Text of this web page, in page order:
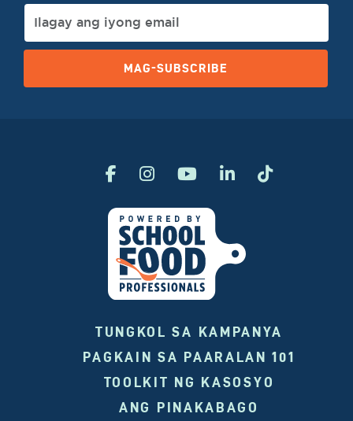
MAG-SUBSCRIBE
TUNGKOL SA KAMPANYA
PAGKAIN SA PAARALAN 101
TOOLKIT NG KASOSYO
ANG PINAKABAGO